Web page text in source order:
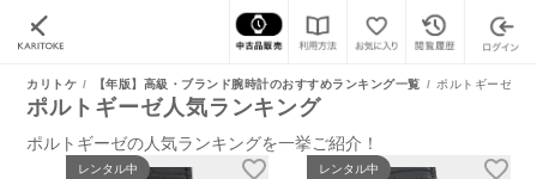
カリトケ 【年版】高級・ブランド腕時計のおすすめランキング一覧 ポルトギーゼ人
ポルトギーゼ人気ランキング
ポルトギーゼの人気ランキングを一挙ご紹介！
レンタル中 レンタル中